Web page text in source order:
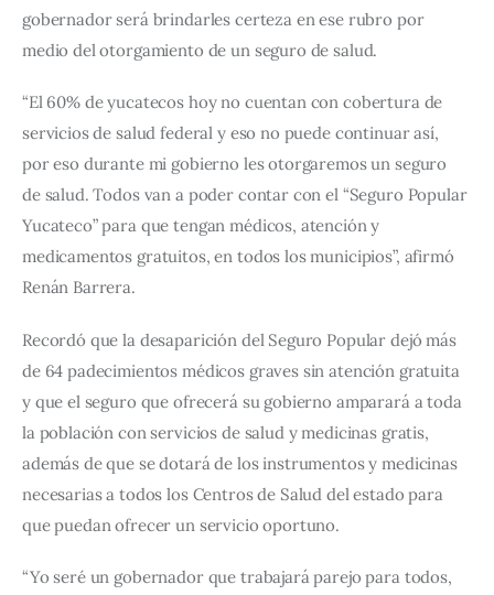
gobernador será brindarles certeza en ese rubro por
medio del otorgamiento de un seguro de salud.
“El 60% de yucatecos hoy no cuentan con cobertura de
servicios de salud federal y eso no puede continuar así,
por eso durante mi gobierno les otorgaremos un seguro
de salud. Todos van a poder contar con el “Seguro Popular
Yucateco” para que tengan médicos, atención y
medicamentos gratuitos, en todos los municipios”, afirmó
Renán Barrera.
Recordó que la desaparición del Seguro Popular dejó más
de 64 padecimientos médicos graves sin atención gratuita
y que el seguro que ofrecerá su gobierno amparará a toda
la población con servicios de salud y medicinas gratis,
además de que se dotará de los instrumentos y medicinas
necesarias a todos los Centros de Salud del estado para
que puedan ofrecer un servicio oportuno.
“Yo seré un gobernador que trabajará parejo para todos,